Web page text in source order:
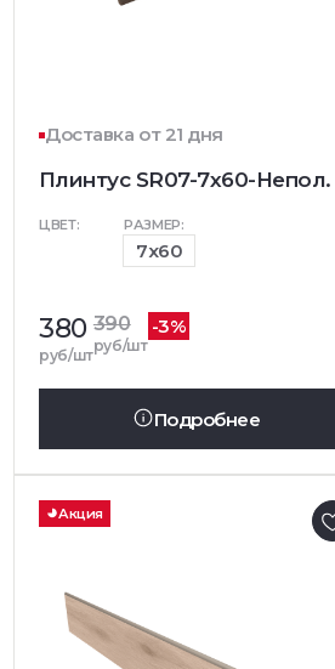
Доставка от 21 дня
Плинтус SR07-7x60-Непол.
ЦВЕТ: РАЗМЕР:
7x60
380
руб/шт
390
руб/шт
-3%
Подробнее
Акция